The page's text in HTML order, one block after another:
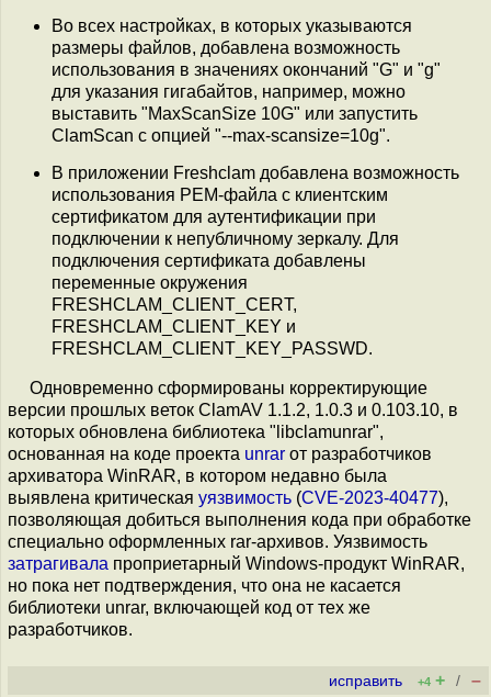
Во всех настройках, в которых указываются
размеры файлов, добавлена возможность
использования в значениях окончаний "G" и "g"
для указания гигабайтов, например, можно
выставить "MaxScanSize 10G" или запустить
ClamScan c опцией "--max-scansize=10g".
В приложении Freshclam добавлена возможность
использования PEM-файла с клиентским
сертификатом для аутентификации при
подключении к непубличному зеркалу. Для
подключения сертификата добавлены
переменные окружения
FRESHCLAM_CLIENT_CERT,
FRESHCLAM_CLIENT_KEY и
FRESHCLAM_CLIENT_KEY_PASSWD.
Одновременно сформированы корректирующие
версии прошлых веток ClamAV 1.1.2, 1.0.3 и 0.103.10, в
которых обновлена библиотека "libclamunrar",
основанная на коде проекта unrar от разработчиков
архиватора WinRAR, в котором недавно была
выявлена критическая уязвимость (CVE-2023-40477),
позволяющая добиться выполнения кода при обработке
специально оформленных rar-архивов. Уязвимость
затрагивала проприетарный Windows-продукт WinRAR,
но пока нет подтверждения, что она не касается
библиотеки unrar, включающей код от тех же
разработчиков.
исправить +4 + / –